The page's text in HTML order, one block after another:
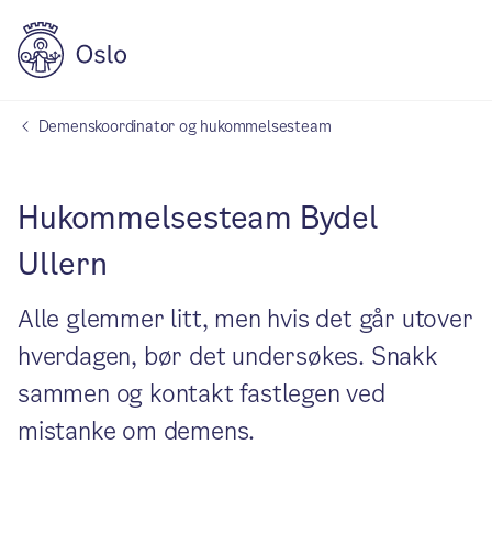
Demenskoordinator og hukommelsesteam
Hukommelsesteam Bydel
Ullern
Alle glemmer litt, men hvis det går utover
hverdagen, bør det undersøkes. Snakk
sammen og kontakt fastlegen ved
mistanke om demens.